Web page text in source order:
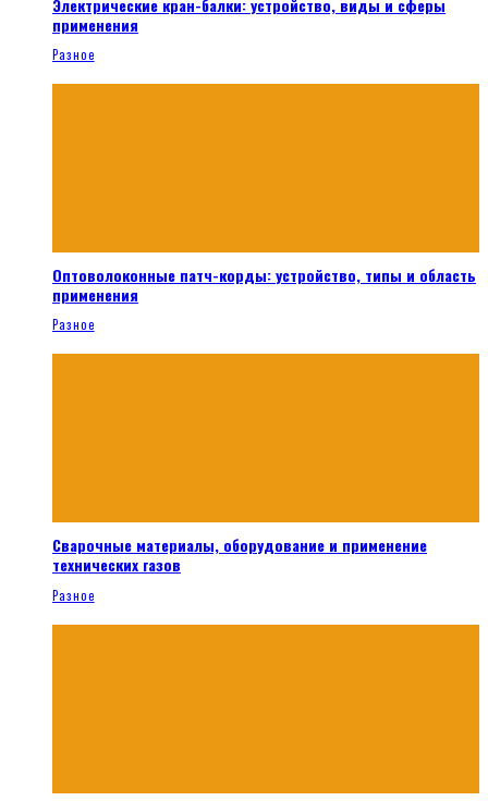
применения
Разное
Оптоволоконные патч-корды: устройство, типы и область
применения
Разное
Сварочные материалы, оборудование и применение
технических газов
Разное